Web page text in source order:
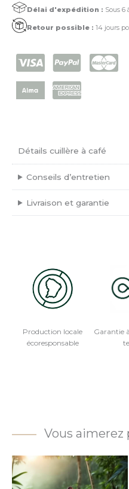
verteDélai d'expédition : Sous 6
Retour possible : 14 jours
Détails cuillère à café
Conseils d’entretien
Livraison et garantie
Production locale
écoresponsable
Garantie
Vous aimerez